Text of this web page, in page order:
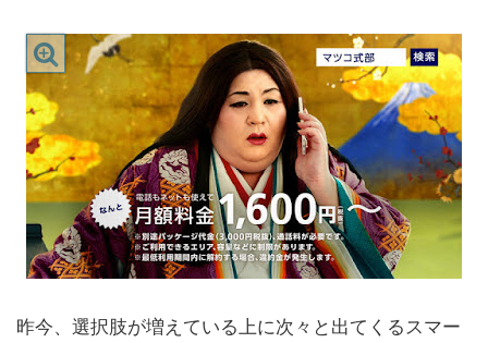
昨今、選択肢が増えている上に次々と出てくるスマー